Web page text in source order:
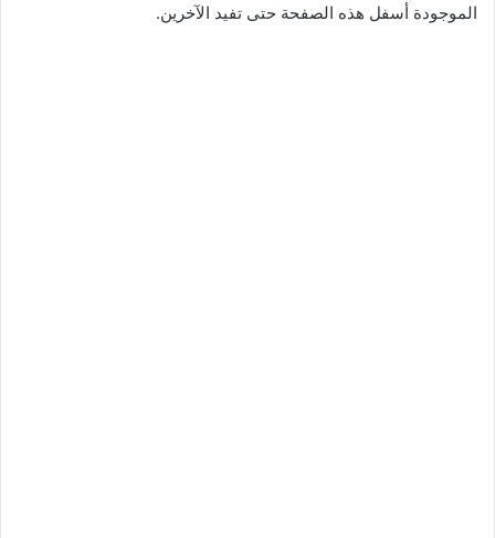
الموجودة أسفل هذه الصفحة حتى تفيد الآخرين.